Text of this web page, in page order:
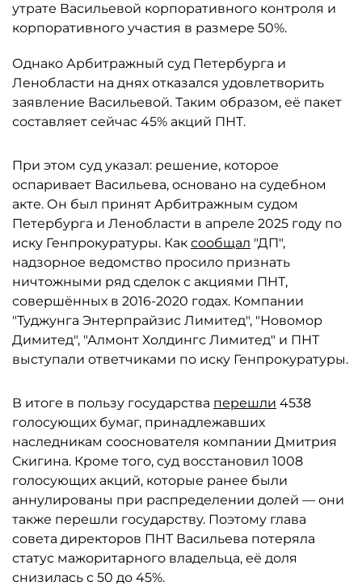
утрате Васильевой корпоративного контроля и
корпоративного участия в размере 50%.
Однако Арбитражный суд Петербурга и
Ленобласти на днях отказался удовлетворить
заявление Васильевой. Таким образом, её пакет
составляет сейчас 45% акций ПНТ.
При этом суд указал: решение, которое
оспаривает Васильева, основано на судебном
акте. Он был принят Арбитражным судом
Петербурга и Ленобласти в апреле 2025 году по
иску Генпрокуратуры. Как сообщал "ДП",
надзорное ведомство просило признать
ничтожными ряд сделок с акциями ПНТ,
совершённых в 2016-2020 годах. Компании
"Туджунга Энтерпрайзис Лимитед", "Новомор
Димитед", "Алмонт Холдингс Лимитед" и ПНТ
выступали ответчиками по иску Генпрокуратуры.
В итоге в пользу государства перешли 4538
голосующих бумаг, принадлежавших
наследникам сооснователя компании Дмитрия
Скигина. Кроме того, суд восстановил 1008
голосующих акций, которые ранее были
аннулированы при распределении долей — они
также перешли государству. Поэтому глава
совета директоров ПНТ Васильева потеряла
статус мажоритарного владельца, её доля
снизилась с 50 до 45%.